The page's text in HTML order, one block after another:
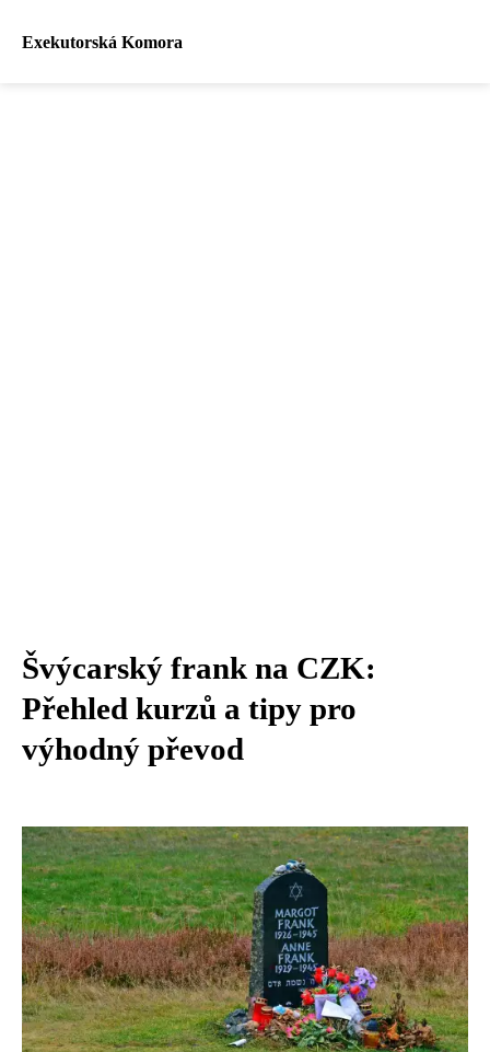
Exekutorská Komora
Švýcarský frank na CZK:
Přehled kurzů a tipy pro
výhodný převod